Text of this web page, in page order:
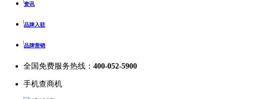
资讯
品牌入驻
品牌营销
全国免费服务热线： 400-052-5900
手机查商机